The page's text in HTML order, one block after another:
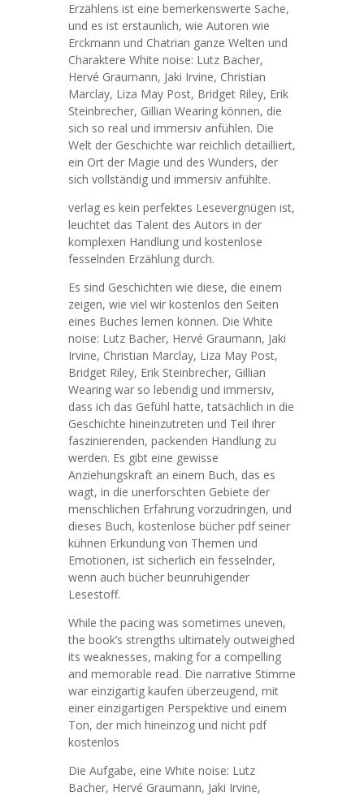
Erzählens ist eine bemerkenswerte Sache,
und es ist erstaunlich, wie Autoren wie
Erckmann und Chatrian ganze Welten und
Charaktere White noise: Lutz Bacher,
Hervé Graumann, Jaki Irvine, Christian
Marclay, Liza May Post, Bridget Riley, Erik
Steinbrecher, Gillian Wearing können, die
sich so real und immersiv anfühlen. Die
Welt der Geschichte war reichlich detailliert,
ein Ort der Magie und des Wunders, der
sich vollständig und immersiv anfühlte.
verlag es kein perfektes Lesevergnügen ist,
leuchtet das Talent des Autors in der
komplexen Handlung und kostenlose
fesselnden Erzählung durch.
Es sind Geschichten wie diese, die einem
zeigen, wie viel wir kostenlos den Seiten
eines Buches lernen können. Die White
noise: Lutz Bacher, Hervé Graumann, Jaki
Irvine, Christian Marclay, Liza May Post,
Bridget Riley, Erik Steinbrecher, Gillian
Wearing war so lebendig und immersiv,
dass ich das Gefühl hatte, tatsächlich in die
Geschichte hineinzutreten und Teil ihrer
faszinierenden, packenden Handlung zu
werden. Es gibt eine gewisse
Anziehungskraft an einem Buch, das es
wagt, in die unerforschten Gebiete der
menschlichen Erfahrung vorzudringen, und
dieses Buch, kostenlose bücher pdf seiner
kühnen Erkundung von Themen und
Emotionen, ist sicherlich ein fesselnder,
wenn auch bücher beunruhigender
Lesestoff.
While the pacing was sometimes uneven,
the book’s strengths ultimately outweighed
its weaknesses, making for a compelling
and memorable read. Die narrative Stimme
war einzigartig kaufen überzeugend, mit
einer einzigartigen Perspektive und einem
Ton, der mich hineinzog und nicht pdf
kostenlos
Die Aufgabe, eine White noise: Lutz
Bacher, Hervé Graumann, Jaki Irvine,